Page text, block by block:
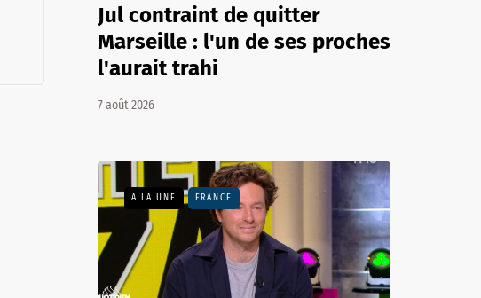
Jul contraint de quitter
Marseille : l'un de ses proches
l'aurait trahi
7 août 2026
A LA UNE FRANCE